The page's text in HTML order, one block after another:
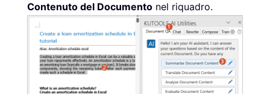
Contenuto del Documento nel riquadro.